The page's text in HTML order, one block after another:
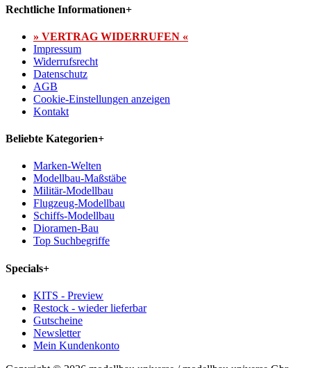
Rechtliche Informationen+
» VERTRAG WIDERRUFEN «
Impressum
Widerrufsrecht
Datenschutz
AGB
Cookie-Einstellungen anzeigen
Kontakt
Beliebte Kategorien+
Marken-Welten
Modellbau-Maßstäbe
Militär-Modellbau
Flugzeug-Modellbau
Schiffs-Modellbau
Dioramen-Bau
Top Suchbegriffe
Specials+
KITS - Preview
Restock - wieder lieferbar
Gutscheine
Newsletter
Mein Kundenkonto